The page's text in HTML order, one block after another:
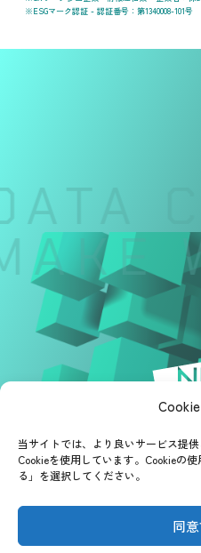
当サイトでは、より良いサービス提
Cookieを使用しています。Cookieの
る」を選択してください。
同
ESGマーク認証 - 認証番号：第1340008-101号